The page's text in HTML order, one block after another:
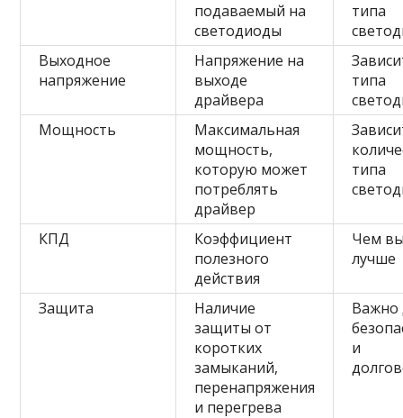
подаваемый на
светодиоды
типа
Выходное
напряжение
Напряжение на
выходе
драйвера
типа
Мощность
Максимальная
мощность,
которую может
потреблять
драйвер
типа
КПД
Коэффициент
полезного
действия
Чем
лучше
Защита
Наличие
защиты от
коротких
замыканий,
перенапряжения
и перегрева
Важно
и